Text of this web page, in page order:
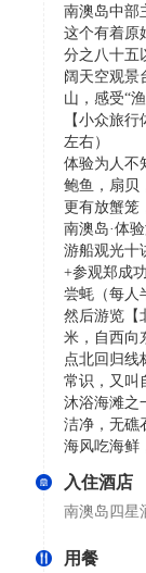
南澳岛中部
这个有着原
分之八十五
阔天空观景
山，感受“
【小众旅
左右）
体验为人不
鲍鱼，扇贝
更有放蟹笼
南澳岛·体
游船观光十
+参观郑成
尝蚝（每人
然后游览【
米，自西向
点北回归线
常识，又叫
沐浴海滩之
洁净，无礁
海风吃海鲜
入住酒店
南澳岛四星
用餐